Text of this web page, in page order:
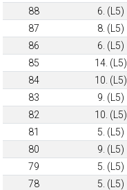
88 6. (L5)
87
8. (L5)
86
6. (L5)
85
14. (L5)
84
10. (L5)
83
9. (L5)
82
10. (L5)
81
5. (L5)
80
9. (L5)
79
5. (L5)
78
5. (L5)